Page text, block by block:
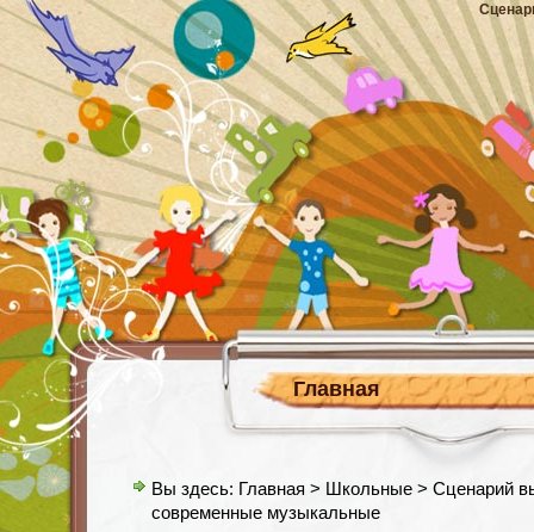
Главная
Вы здесь: Главная > Школьные > Сценарий
современные музыкальные